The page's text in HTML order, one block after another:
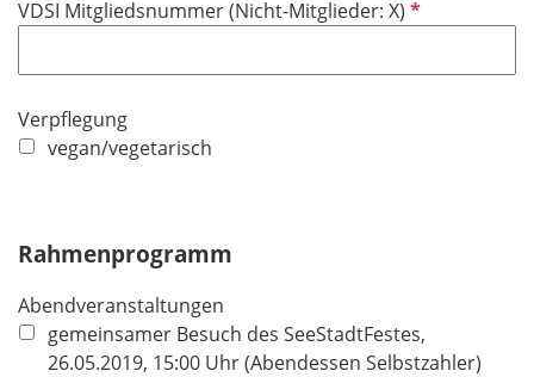
e
d
VDSI Mitgliedsnummer (Nicht-Mitglieder: X) P
Verpflegung
vegan/vegetarisch
Rahmenprogramm
Abendveranstaltungen
gemeinsamer Besuch des SeeStadtFestes,
26.05.2019, 15:00 Uhr (Abendessen Selbstzahler)